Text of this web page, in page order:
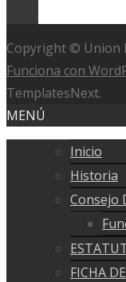
Copyright © Union
Funciona con
TemplatesNext.
MENÚ
Inicio
Historia
Consejo
FICHA